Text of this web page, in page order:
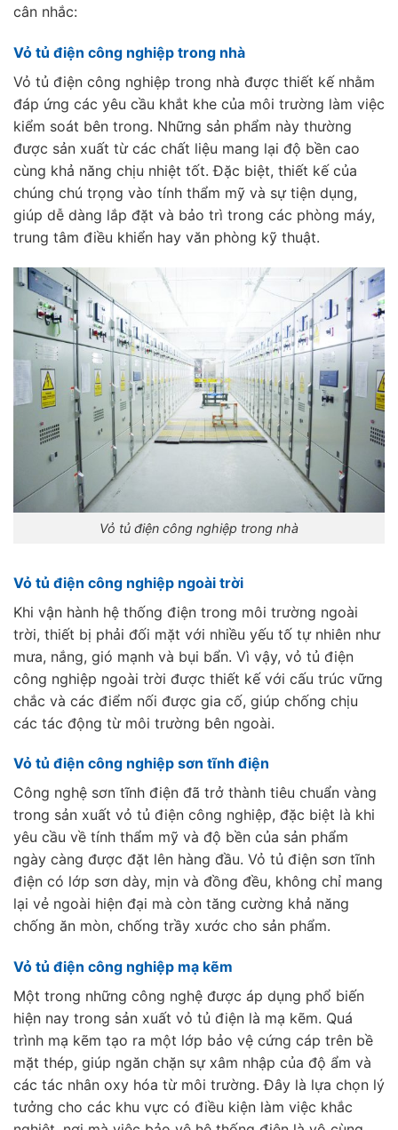
cân nhắc:
Vỏ tủ điện công nghiệp trong nhà
Vỏ tủ điện công nghiệp trong nhà được thiết kế nhằm
đáp ứng các yêu cầu khắt khe của môi trường làm việc
kiểm soát bên trong. Những sản phẩm này thường
được sản xuất từ các chất liệu mang lại độ bền cao
cùng khả năng chịu nhiệt tốt. Đặc biệt, thiết kế của
chúng chú trọng vào tính thẩm mỹ và sự tiện dụng,
giúp dễ dàng lắp đặt và bảo trì trong các phòng máy,
trung tâm điều khiển hay văn phòng kỹ thuật.
Vỏ tủ điện công nghiệp trong nhà
Vỏ tủ điện công nghiệp ngoài trời
Khi vận hành hệ thống điện trong môi trường ngoài
trời, thiết bị phải đối mặt với nhiều yếu tố tự nhiên như
mưa, nắng, gió mạnh và bụi bẩn. Vì vậy, vỏ tủ điện
công nghiệp ngoài trời được thiết kế với cấu trúc vững
chắc và các điểm nối được gia cố, giúp chống chịu
các tác động từ môi trường bên ngoài.
Vỏ tủ điện công nghiệp sơn tĩnh điện
Công nghệ sơn tĩnh điện đã trở thành tiêu chuẩn vàng
trong sản xuất vỏ tủ điện công nghiệp, đặc biệt là khi
yêu cầu về tính thẩm mỹ và độ bền của sản phẩm
ngày càng được đặt lên hàng đầu. Vỏ tủ điện sơn tĩnh
điện có lớp sơn dày, mịn và đồng đều, không chỉ mang
lại vẻ ngoài hiện đại mà còn tăng cường khả năng
chống ăn mòn, chống trầy xước cho sản phẩm.
Vỏ tủ điện công nghiệp mạ kẽm
Một trong những công nghệ được áp dụng phổ biến
hiện nay trong sản xuất vỏ tủ điện là mạ kẽm. Quá
trình mạ kẽm tạo ra một lớp bảo vệ cứng cáp trên bề
mặt thép, giúp ngăn chặn sự xâm nhập của độ ẩm và
các tác nhân oxy hóa từ môi trường. Đây là lựa chọn lý
tưởng cho các khu vực có điều kiện làm việc khắc